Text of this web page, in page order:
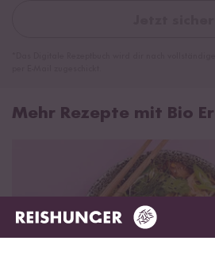
Mehr Rezepte mit Bio